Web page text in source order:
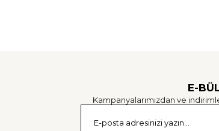
E-
Kampanyalarımızdan ve